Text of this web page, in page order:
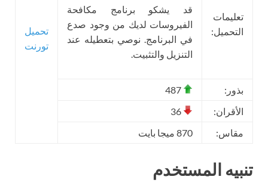
تحميل
تورنت
تعليمات
التحميل:
قد يشكو برنامج مكافحة
الفيروسات لديك من وجود صدع
في البرنامج. نوصي بتعطيله عند
التنزيل والتثبيت.
بذور:
الأقران:
مقاس:
870 ميجا بايت
تنبيه المستخدم